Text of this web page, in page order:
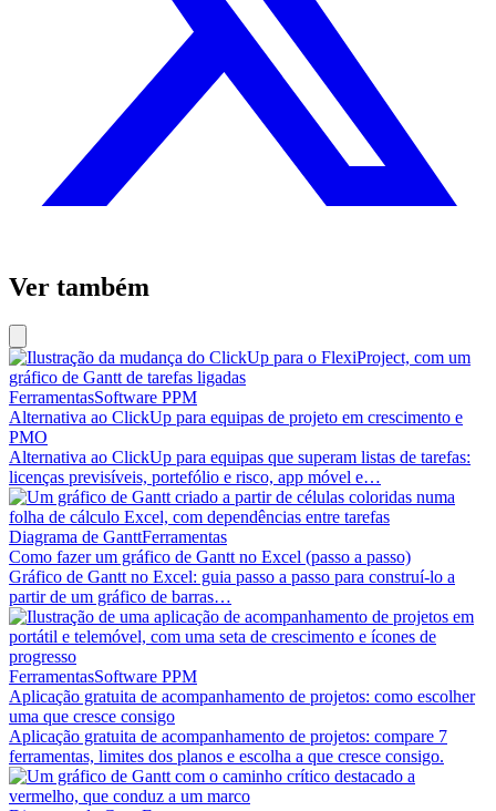
Ver também
FerramentasSoftware PPM
Alternativa ao ClickUp para equipas de projeto em crescimento e
PMO
Alternativa ao ClickUp para equipas que superam listas de tarefas:
licenças previsíveis, portefólio e risco, app móvel e…
Diagrama de GanttFerramentas
Como fazer um gráfico de Gantt no Excel (passo a passo)
Gráfico de Gantt no Excel: guia passo a passo para construí-lo a
partir de um gráfico de barras…
FerramentasSoftware PPM
Aplicação gratuita de acompanhamento de projetos: como escolher
uma que cresce consigo
Aplicação gratuita de acompanhamento de projetos: compare 7
ferramentas, limites dos planos e escolha a que cresce consigo.